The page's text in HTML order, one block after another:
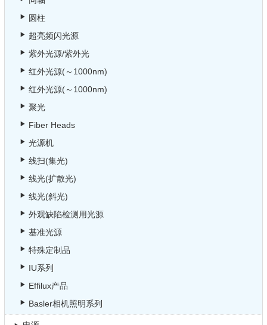
圆柱
超亮频闪光源
紫外光源/紫外光
红外光源(～1000nm)
红外光源(～1000nm)
聚光
Fiber Heads
光源机
线扫(集光)
线光(扩散光)
线光(斜光)
外观缺陷检测用光源
基准光源
特殊定制品
IU系列
Effilux产品
Basler相机照明系列